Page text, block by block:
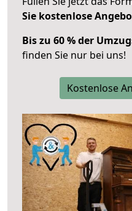
Sie kostenlose
Bis zu 60 % der
finden Sie nur bei uns!
Kostenlose